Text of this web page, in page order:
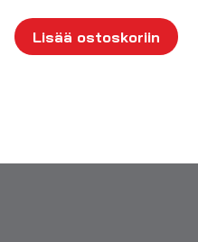
Lisää ostoskoriin